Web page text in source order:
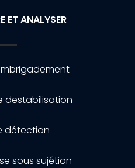
ET ANALYSER
destabilisation
détection
sous sujétion